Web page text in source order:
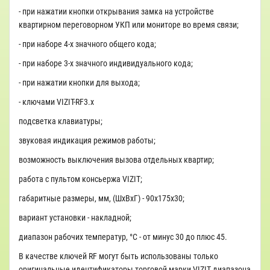
- при нажатии кнопки открывания замка на устройстве
квартирном переговорном УКП или мониторе во время связи;
- при наборе 4-х значного общего кода;
- при наборе 3-х значного индивидуального кода;
- при нажатии кнопки для выхода;
- ключами VIZIT-RF3.x
подсветка клавиатуры;
звуковая индикация режимов работы;
возможность выключения вызова отдельных квартир;
работа с пультом консьержа VIZIT;
габаритные размеры, мм, (ШхВхГ) - 90х175х30;
вариант установки - накладной;
диапазон рабочих температур, °C - от минус 30 до плюс 45.
В качестве ключей RF могут быть использованы только